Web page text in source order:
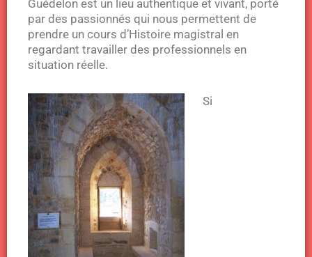
Guédelon est un lieu authentique et vivant, porté
par des passionnés qui nous permettent de
prendre un cours d’Histoire magistral en
regardant travailler des professionnels en
situation réelle.
Si